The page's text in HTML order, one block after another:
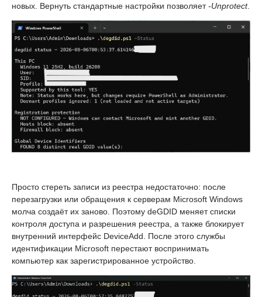
новых. Вернуть стандартные настройки позволяет-Unprotect.
Просто стереть записи из реестра недостаточно: после
перезагрузки или обращения к серверам Microsoft Windows
молча создаёт их заново. Поэтому deGDID меняет списки
контроля доступа и разрешения реестра, а также блокирует
внутренний интерфейс DeviceAdd. После этого службы
идентификации Microsoft перестают воспринимать
компьютер как зарегистрированное устройство.